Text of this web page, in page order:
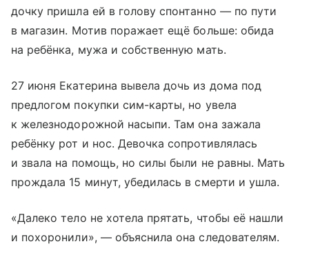
дочку пришла ей в голову спонтанно — по пути
в магазин. Мотив поражает ещё больше: обида
на ребёнка, мужа и собственную мать.
27 июня Екатерина вывела дочь из дома под
предлогом покупки сим-карты, но увела
к железнодорожной насыпи. Там она зажала
ребёнку рот и нос. Девочка сопротивлялась
и звала на помощь, но силы были не равны. Мать
прождала 15 минут, убедилась в смерти и ушла.
«Далеко тело не хотела прятать, чтобы её нашли
и похоронили», — объяснила она следователям.